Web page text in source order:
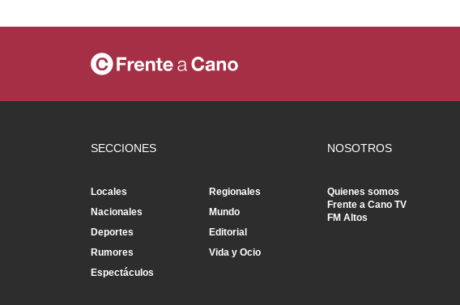
SECCIONES
Locales
Regionales
Nacionales
Mundo
Deportes
Editorial
Rumores
Vida y Ocio
Espectáculos
NOSOTROS
Quienes somos
Frente a Cano TV
FM Altos